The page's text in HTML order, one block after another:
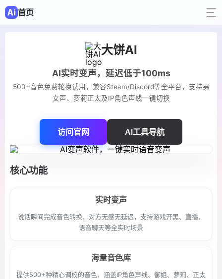
首页
大饼AI
AI实时变声，延迟低于100ms
500+音色免费轮换试用，兼容Steam/Discord等全平台，支持男
女声、萝莉正太及IP角色声线一键切换
访问官网 AI工具导航
核心功能
实时变声
说话瞬间完成音色转换，对方无感无延迟，支持游戏开黑、直播、
语音聊天等全实时场景
海量音色库
提供500+种精心调校的音色，涵盖IP角色声线、御姐、萝莉、正太